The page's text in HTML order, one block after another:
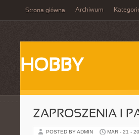
Strona główna Archiwum
HOBBY
ZAPROSZENIA I
POSTED BY ADMIN MAR - 21 -